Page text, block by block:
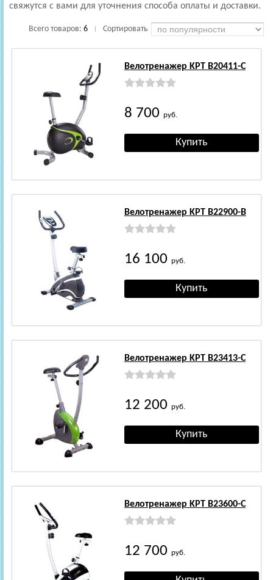
свяжутся с вами для уточнения способа оплаты и доставки.
Всего товаров: 6 Сортировать
Велотренажер KPT B20411-C
8 700 руб.
Велотренажер KPT B22900-B
16 100 руб.
Велотренажер KPT B23413-C
12 200 руб.
Велотренажер KPT B23600-C
12 700 руб.